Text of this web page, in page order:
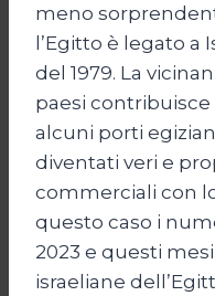
meno
l’Egitto è legato a
del 1979. La
paesi
alcuni porti
diventati veri e
commerciali con
questo caso i
2023 e questi
israeliane